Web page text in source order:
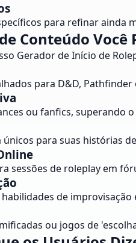
para refinar ainda
Conteúdo
Gerador de Início de
para D&D,
ou fanfics, superando
para suas histórias
sessões de roleplay em
de
ou jogos de